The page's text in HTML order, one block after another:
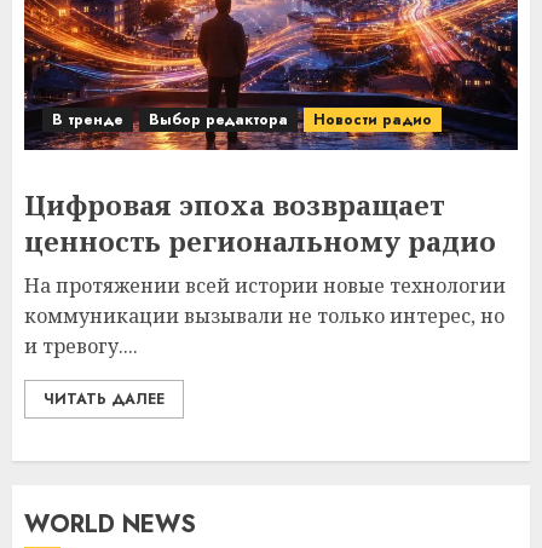
В тренде Выбор редактора Новости радио
Цифровая эпоха возвращает
ценность региональному радио
На протяжении всей истории новые технологии
коммуникации вызывали не только интерес, но
и тревогу....
ЧИТАТЬ ДАЛЕЕ
WORLD NEWS